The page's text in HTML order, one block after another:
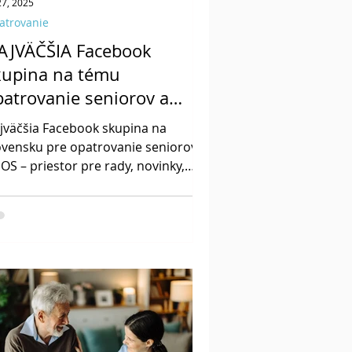
Facebook
na tému
seniorov a
odborná
starostlivosť
Facebook skupina na
pre opatrovanie seniorov a
– priestor pre rady, novinky,
sa a vyhľadávajte služby v
groups/opatrovanieslo